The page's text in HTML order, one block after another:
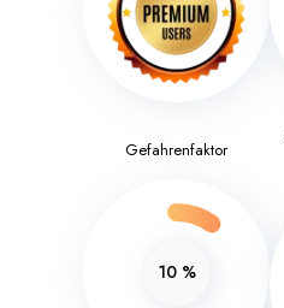
Gefahrenfaktor
10%